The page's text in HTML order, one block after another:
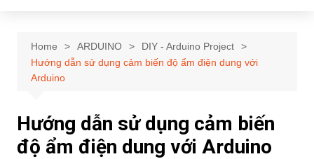
Home ARDUINO
DIY - Arduino Project
Hướng dẫn sử dụng cảm biến độ ẩm điện dung với
Arduino
Hướng dẫn sử dụng cảm biến
độ ẩm điện dung với Arduino